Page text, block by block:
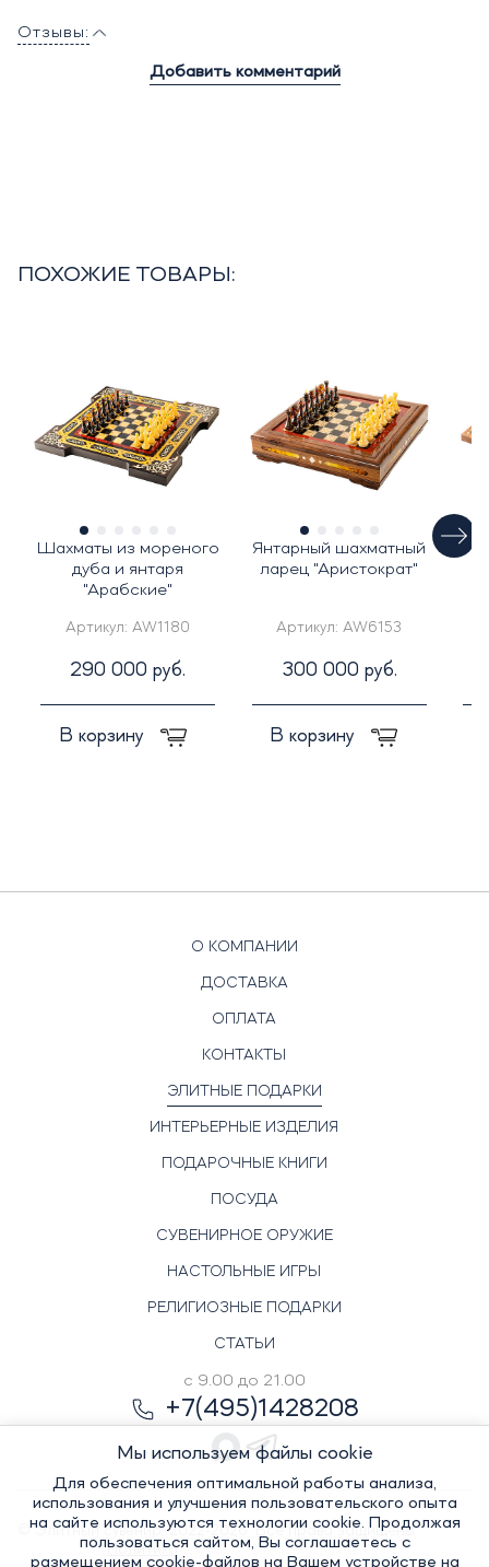
Отзывы:
Добавить комментарий
ПОХОЖИЕ ТОВАРЫ:
Шахматы из мореного
дуба и янтаря
"Арабские"
Артикул: AW1180
290 000 руб.
В корзину
Янтарный шахматный
ларец "Аристократ"
Артикул: AW6153
300 000 руб.
В корзину
О КОМПАНИИ
ДОСТАВКА
ОПЛАТА
КОНТАКТЫ
ЭЛИТНЫЕ ПОДАРКИ
ИНТЕРЬЕРНЫЕ ИЗДЕЛИЯ
ПОДАРОЧНЫЕ КНИГИ
ПОСУДА
СУВЕНИРНОЕ ОРУЖИЕ
НАСТОЛЬНЫЕ ИГРЫ
РЕЛИГИОЗНЫЕ ПОДАРКИ
СТАТЬИ
с 9.00 до 21.00
+7(495)1428208
© Элитный сувенир, 2022-2026. Все права защищены
Политика
Мы используем файлы cookie
Для обеспечения оптимальной работы анализа,
использования и улучшения пользовательского опыта
на сайте используются технологии cookie. Продолжая
пользоваться сайтом, Вы соглашаетесь с
размещением cookie-файлов на Вашем устройстве на